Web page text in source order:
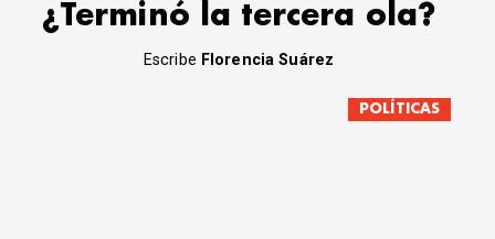
¿Terminó la tercera ola?
Escribe Florencia Suárez
POLÍTICAS